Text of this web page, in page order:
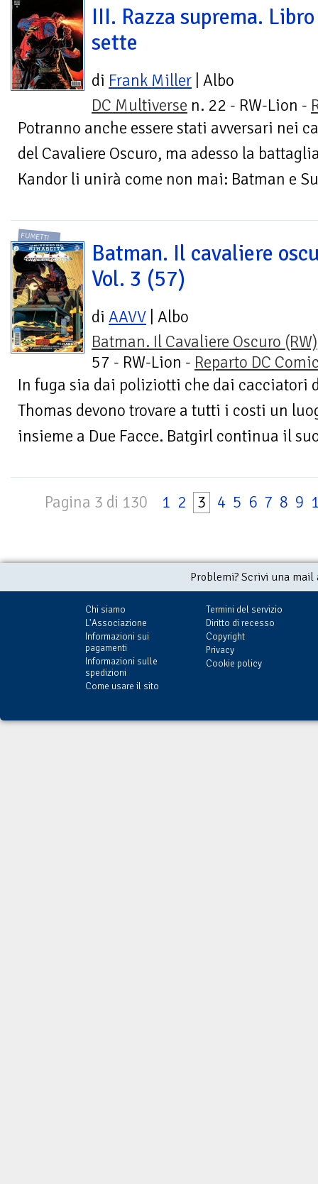
III. Razza suprema. Libro
sette
di Frank Miller | Albo
DC Multiverse n. 22 - RW-Lion -
Potranno anche essere stati avversari nei
del Cavaliere Oscuro, ma adesso la
Kandor li unirà come non mai: Batman e
FUMETTI
Batman. Il cavaliere
Vol. 3 (57)
di AAVV | Albo
Batman. Il Cavaliere Oscuro (RW)
57 - RW-Lion - Reparto DC
In fuga sia dai poliziotti che dai cacciatori
Thomas devono trovare a tutti i costi un
insieme a Due Facce. Batgirl continua il
Pagina 3 di 130 1 2 3 4 5 6 7 8 9
Problemi? Scrivi una
Chi siamo
L'Associazione
Informazioni sui
pagamenti
Informazioni sulle
spedizioni
Come usare il sito
Termini del servizio
Diritto di recesso
Copyright
Privacy
Cookie policy